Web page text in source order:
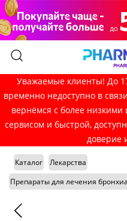
Уважаемые клиенты! До
временно недоступно в
вернёмся с более
сервисом и быстрой,
доверие
Каталог
Лекарства
Препараты для лечения